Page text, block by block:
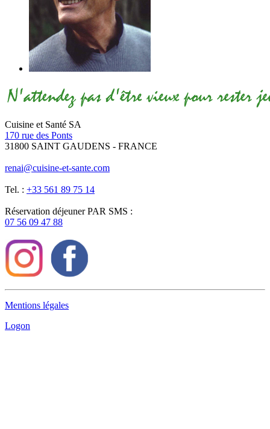
Cuisine et Santé SA
170 rue des Ponts
31800 SAINT GAUDENS - FRANCE
renai@cuisine-et-sante.com
Tel. : +33 561 89 75 14
Réservation déjeuner PAR SMS :
07 56 09 47 88
Mentions légales
Logon